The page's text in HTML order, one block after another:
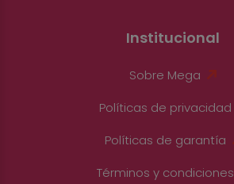
Institucional
Sobre Mega
Políticas de privacidad
Políticas de garantía
Términos y condiciones